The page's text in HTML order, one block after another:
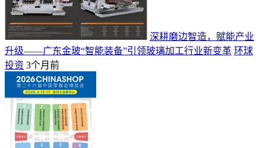
深耕磨边智造，赋能产业
升级——广东金玻“智能装备”引领玻璃加工行业新变革 环球
投资 3个月前